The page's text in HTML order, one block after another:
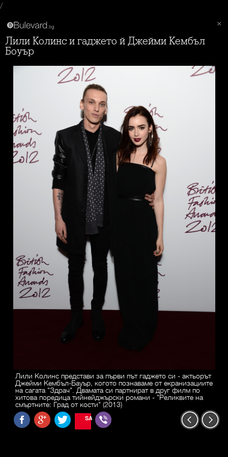
/
Лили Колинс и гаджето й Джейми Кембъл
Боуър
Лили Колинс представи за първи път гаджето си - актьорът
Джейми Кембъл-Бауър, когото познаваме от екранизациите
на сагата "Здрач". Двамата си партнират в друг филм по
хитова поредица тийнейджърски романи - "Реликвите на
смъртните: Град от кости" (2013)
SAVE